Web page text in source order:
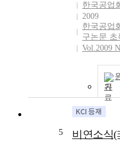
한국공업
2009
한국공업
구논문 초
Vol.2009
기
5
비연소식(